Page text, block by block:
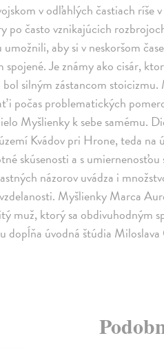
v odľahlých častiach ríše
po často vznikajúcich
aby si v neskoršom
Je známy ako cisár,
silným zástancom
i počas problematických
Myšlienky k sebe samému.
Kvádov pri Hrone, teda na
skúsenosti a s umiernenosťou
názorov uvádza i
Myšlienky Marca
muž, ktorý sa obdivuhodným
dopĺňa úvodná štúdia